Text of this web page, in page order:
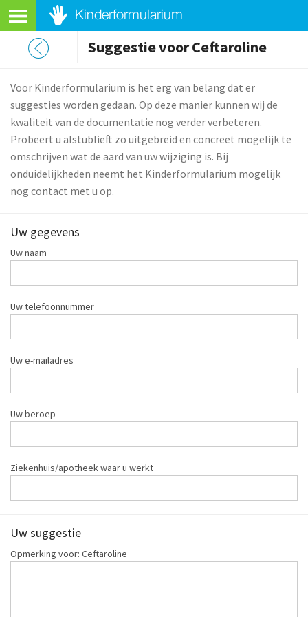
Suggestie voor Ceftaroline
Voor Kinderformularium is het erg van belang dat er
suggesties worden gedaan. Op deze manier kunnen wij de
kwaliteit van de documentatie nog verder verbeteren.
Probeert u alstublieft zo uitgebreid en concreet mogelijk te
omschrijven wat de aard van uw wijziging is. Bij
onduidelijkheden neemt het Kinderformularium mogelijk
nog contact met u op.
Uw gegevens
Uw naam
Uw telefoonnummer
Uw e-mailadres
Uw beroep
Ziekenhuis/apotheek waar u werkt
Uw suggestie
Opmerking voor: Ceftaroline